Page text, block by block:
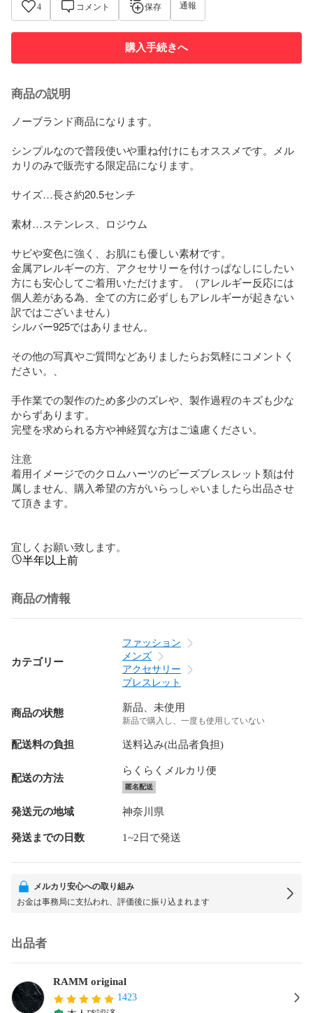
4 コメント 保存 通報
購入手続きへ
商品の説明
ノーブランド商品になります。
シンプルなので普段使いや重ね付けにもオススメです。メル
カリのみで販売する限定品になります。
サイズ…長さ約20.5センチ
素材…ステンレス、ロジウム
サビや変色に強く、お肌にも優しい素材です。
金属アレルギーの方、アクセサリーを付けっぱなしにしたい
方にも安心してご着用いただけます。（アレルギー反応には
個人差がある為、全ての方に必ずしもアレルギーが起きない
訳ではございません）
シルバー925ではありません。
その他の写真やご質問などありましたらお気軽にコメントく
ださい。、
手作業での製作のため多少のズレや、製作過程のキズも少な
からずあります。
完璧を求められる方や神経質な方はご遠慮ください。
注意
着用イメージでのクロムハーツのビーズブレスレット類は付
属しません、購入希望の方がいらっしゃいましたら出品させ
て頂きます。
宜しくお願い致します。
半年以上前
商品の情報
カテゴリー
ファッション
メンズ
アクセサリー
ブレスレット
商品の状態 新品、未使用
新品で購入し、一度も使用していない
配送料の負担 送料込み(出品者負担)
配送の方法
らくらくメルカリ便
匿名配送
発送元の地域 神奈川県
発送までの日数 1~2日で発送
メルカリ安心への取り組み
お金は事務局に支払われ、評価後に振り込まれます
出品者
RAMM original
1423